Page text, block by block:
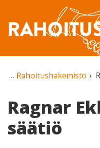
Rahoitushakemisto
Ragnar
säätiö